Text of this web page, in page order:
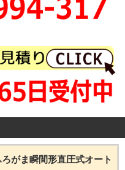
がま瞬間形直圧式オート